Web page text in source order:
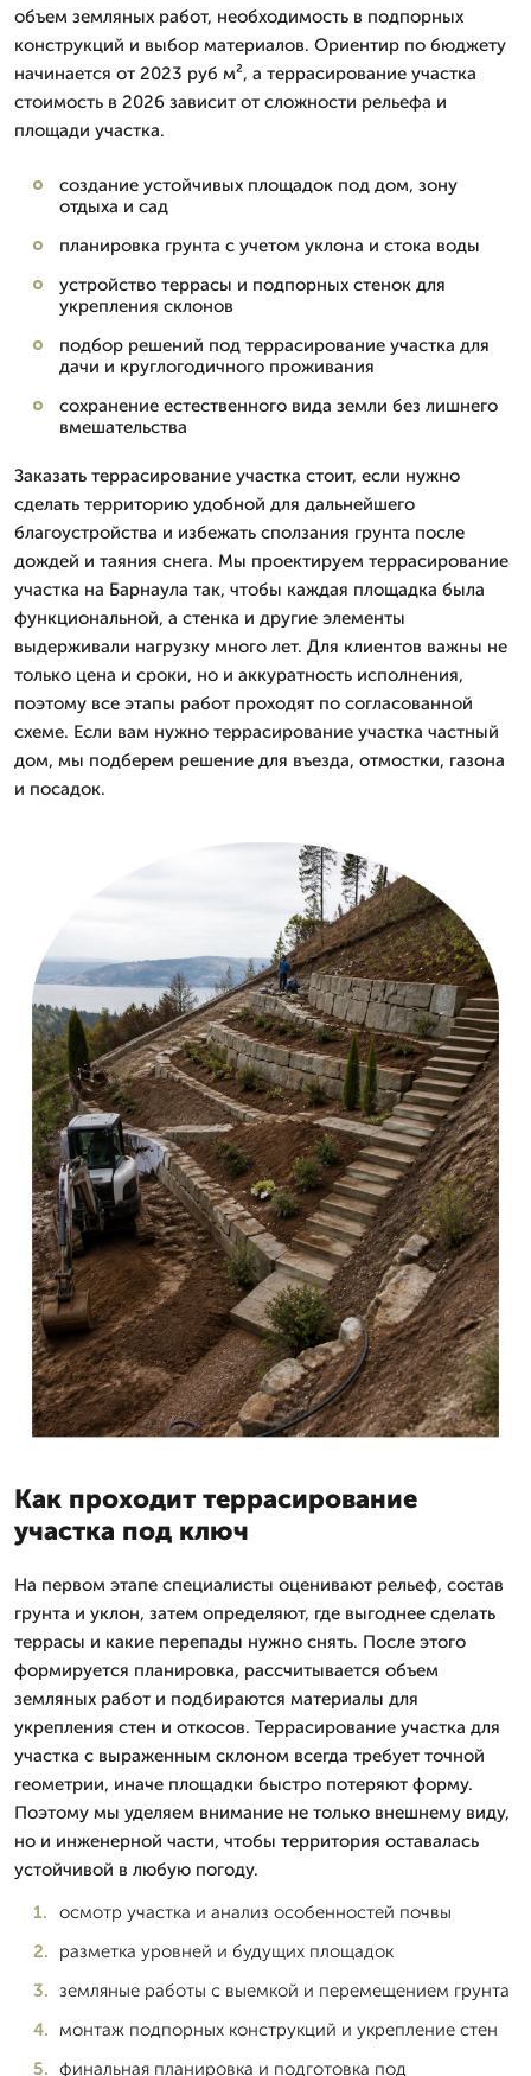
объем земляных работ, необходимость в подпорных
конструкций и выбор материалов. Ориентир по бюджету
начинается от 2023 руб м², а террасирование участка
стоимость в 2026 зависит от сложности рельефа и
площади участка.
создание устойчивых площадок под дом, зону
отдыха и сад
планировка грунта с учетом уклона и стока воды
устройство террасы и подпорных стенок для
укрепления склонов
подбор решений под террасирование участка для
дачи и круглогодичного проживания
сохранение естественного вида земли без лишнего
вмешательства
Заказать террасирование участка стоит, если нужно
сделать территорию удобной для дальнейшего
благоустройства и избежать сползания грунта после
дождей и таяния снега. Мы проектируем террасирование
участка на Барнаула так, чтобы каждая площадка была
функциональной, а стенка и другие элементы
выдерживали нагрузку много лет. Для клиентов важны не
только цена и сроки, но и аккуратность исполнения,
поэтому все этапы работ проходят по согласованной
схеме. Если вам нужно террасирование участка частный
дом, мы подберем решение для въезда, отмостки, газона
и посадок.
Как проходит террасирование
участка под ключ
На первом этапе специалисты оценивают рельеф, состав
грунта и уклон, затем определяют, где выгоднее сделать
террасы и какие перепады нужно снять. После этого
формируется планировка, рассчитывается объем
земляных работ и подбираются материалы для
укрепления стен и откосов. Террасирование участка для
участка с выраженным склоном всегда требует точной
геометрии, иначе площадки быстро потеряют форму.
Поэтому мы уделяем внимание не только внешнему виду,
но и инженерной части, чтобы территория оставалась
устойчивой в любую погоду.
осмотр участка и анализ особенностей почвы
разметка уровней и будущих площадок
земляные работы с выемкой и перемещением грунта
монтаж подпорных конструкций и укрепление стен
финальная планировка и подготовка под